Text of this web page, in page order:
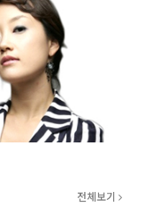
전체보기